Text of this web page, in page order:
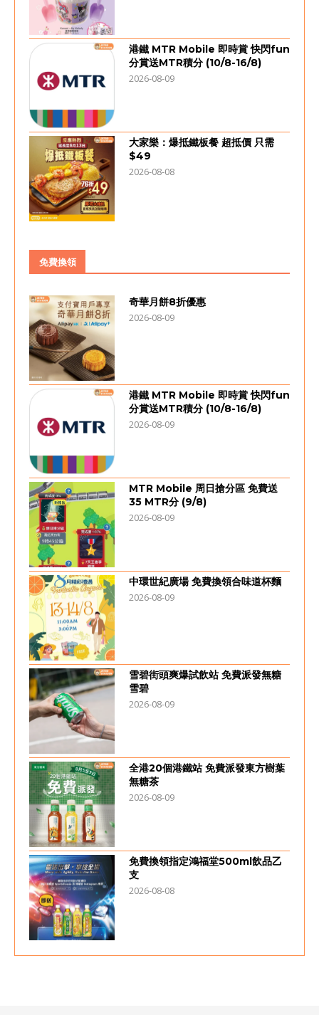
港鐵 MTR Mobile 即時賞 快閃fun
分賞送MTR積分 (10/8-16/8)
2026-08-09
大家樂：爆抵鐵板餐 超抵價 只需
$49
2026-08-08
免費換領
奇華月餅8折優惠
2026-08-09
港鐵 MTR Mobile 即時賞 快閃fun
分賞送MTR積分 (10/8-16/8)
2026-08-09
MTR Mobile 周日搶分區 免費送
35 MTR分 (9/8)
2026-08-09
中環世紀廣場 免費換領合味道杯麵
2026-08-09
雪碧街頭爽爆試飲站 免費派發無糖
雪碧
2026-08-09
全港20個港鐵站 免費派發東方樹葉
無糖茶
2026-08-09
免費換領指定鴻福堂500ml飲品乙
支
2026-08-08